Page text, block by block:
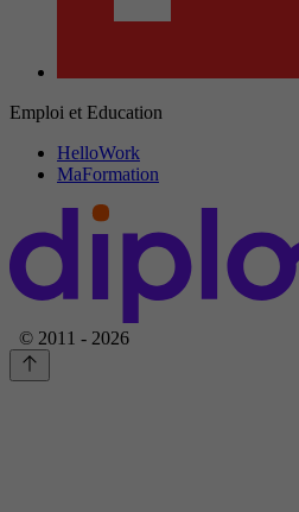
Emploi et Education
HelloWork
MaFormation
© 2011 - 2026